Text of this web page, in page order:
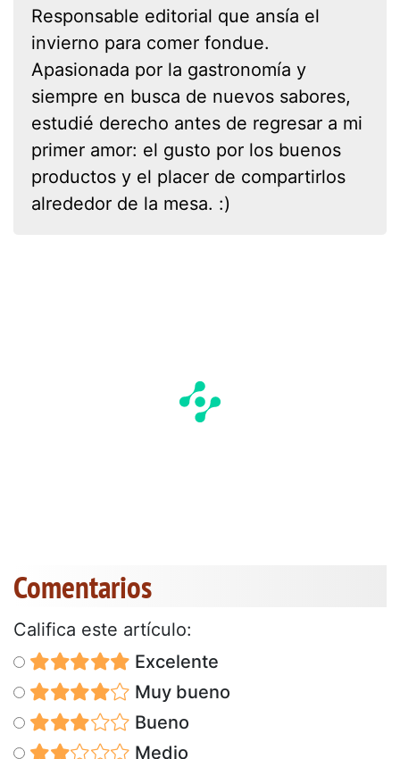
Responsable editorial que ansía el
invierno para comer fondue.
Apasionada por la gastronomía y
siempre en busca de nuevos sabores,
estudié derecho antes de regresar a mi
primer amor: el gusto por los buenos
productos y el placer de compartirlos
alrededor de la mesa. :)
Comentarios
Califica este artículo:
Excelente
Muy bueno
Bueno
Medio